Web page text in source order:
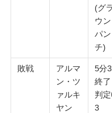
(グラ
ウ
パン
チ)
敗戦
アルマ
ン・ツ
ァルキ
ヤン
5分
終了
判
3